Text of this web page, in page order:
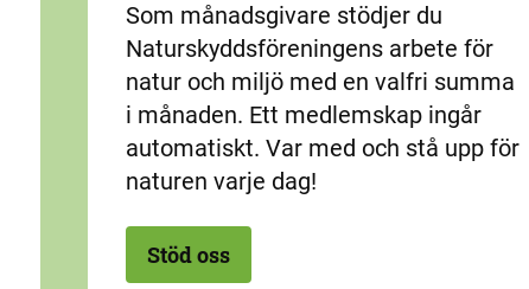
Som månadsgivare stödjer du
Naturskyddsföreningens arbete för
natur och miljö med en valfri summa
i månaden. Ett medlemskap ingår
automatiskt. Var med och stå upp för
naturen varje dag!
Stöd oss